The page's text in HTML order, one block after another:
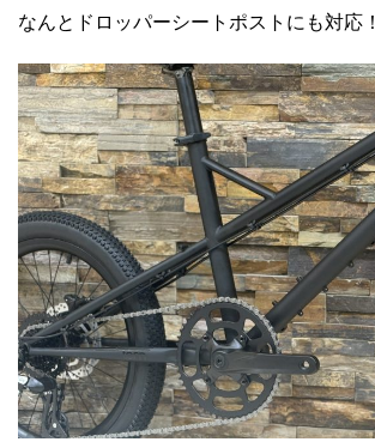
なんとドロッパーシートポストにも対応！